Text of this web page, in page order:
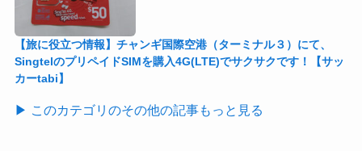
【旅に役立つ情報】チャンギ国際空港（ターミナル３）にて、
SingtelのプリペイドSIMを購入4G(LTE)でサクサクです！【サッ
カーtabi】
▶ このカテゴリのその他の記事もっと見る